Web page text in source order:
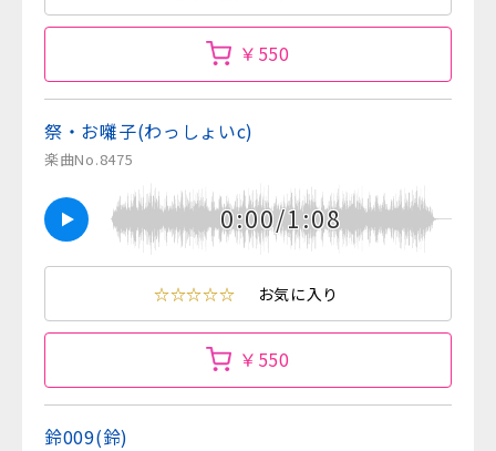
￥550
祭・お囃子(わっしょいc)
楽曲No.8475
0:00/1:08
☆☆☆☆☆ お気に入り
￥550
鈴009(鈴)